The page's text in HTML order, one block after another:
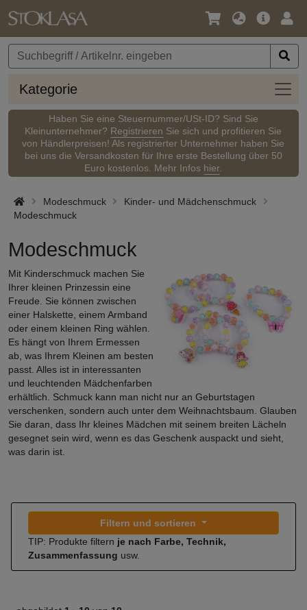
Sprache
Währung
Kategorie
Haben Sie eine Steuernummer/USt-ID? Sind Sie
Kleinunternehmer? Registrieren Sie sich und profitieren Sie
von Händlerpreisen! Als registrierter Unternehmer haben Sie
bei uns die Versandkosten für Ihre erste Bestellung über 50
Euro kostenlos. Mehr Infos hier.
Modeschmuck
Kinder- und Mädchenschmuck
Modeschmuck
Modeschmuck
Mit Kinderschmuck machen Sie
Ihrer kleinen Prinzessin eine
Freude. Sie können zwischen
einer Halskette, einem Armband
oder einem kleinen Ring wählen.
Es hängt von Ihrem Ermessen
ab, was Ihrem Kleinen am besten
passt. Alles ist in interessanten
und leuchtenden Mädchenfarben
erhältlich. Schmuck kann man nicht nur an Geburtstagen
verschenken, sondern auch unter dem Weihnachtsbaum. Glauben
Sie daran, dass Ihr kleines Mädchen mit seinem breiten Lächeln
gesegnet sein wird, wenn es das Geschenk auspackt und sieht,
was darin ist.
Filtern und sortieren
TIP: Produkte filtern je nach Farbe, Technik,
Zusammenfassung usw.